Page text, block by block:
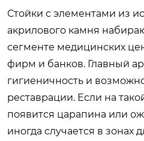
Стойки с элементами из
акрилового камня
сегменте медицинских
фирм и банков. Главный
гигиеничность и
реставрации. Если на
появится царапина или
иногда случается в зонах